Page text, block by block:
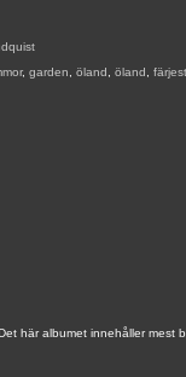
, garden öland öland
här albumet innehåller mest